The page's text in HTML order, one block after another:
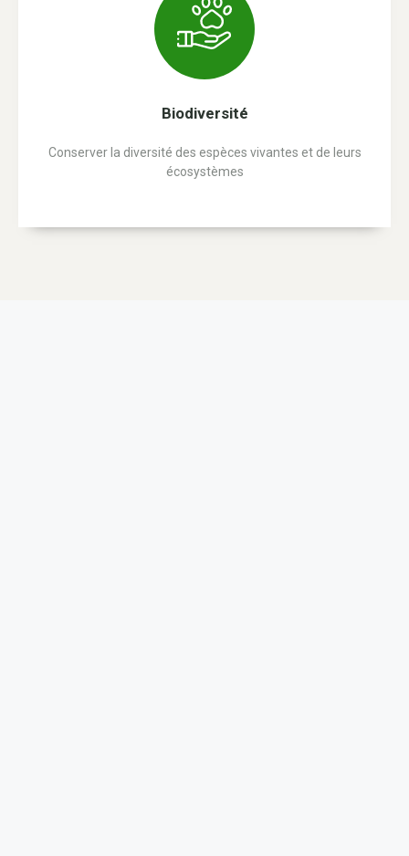
Biodiversité
Conserver la diversité des espèces vivantes et de leurs
écosystèmes